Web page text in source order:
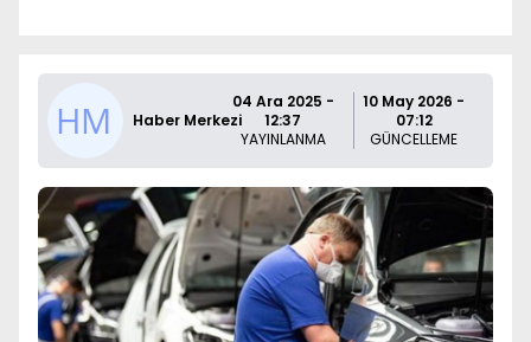
Haber Merkezi
04 Ara 2025 -
12:37
YAYINLANMA
10 May 2026 -
07:12
GÜNCELLEME